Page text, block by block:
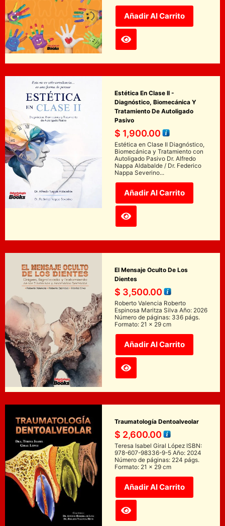
Añadir Al Carrito
Estética En Clase II -
Diagnóstico, Biomecánica Y
Tratamiento De Autoligado
Pasivo
$ 1,900.00
Estética en Clase II Diagnóstico,
Biomecánica y Tratamiento con
Autoligado Pasivo Dr. Alfredo
Nappa Aldabalde / Dr. Federico
Nappa Severino...
Añadir Al Carrito
El Mensaje Oculto De Los
Dientes
$ 3,500.00
Roberto Valencia Roberto
Espinosa Maritza Silva Año: 2026
Número de páginas: 336 págs.
Formato: 21 x 29 cm
Añadir Al Carrito
Traumatología Dentoalveolar
$ 2,600.00
Teresa Isabel Giral López ISBN:
978-607-98336-9-5 Año: 2024
Número de páginas: 224 págs.
Formato: 21 x 29 cm
Añadir Al Carrito